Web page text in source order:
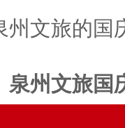
州文旅的国
泉州文旅国